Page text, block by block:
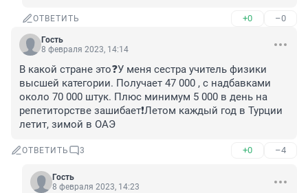
ОТВЕТИТЬ +0 –0
Гость
8 февраля 2023, 14:14
В какой стране это❓У меня сестра учитель физики
высшей категории. Получает 47 000 , с надбавками
около 70 000 штук. Плюс минимум 5 000 в день на
репетиторстве зашибает❗️Летом каждый год в Турции
летит, зимой в ОАЭ
ОТВЕТИТЬ 3 +0 –4
Гость
8 февраля 2023, 14:23